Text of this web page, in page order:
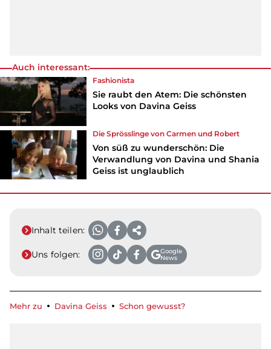
Auch interessant:
Fashionista
Sie raubt den Atem: Die schönsten
Looks von Davina Geiss
Die Sprösslinge von Carmen und Robert
Von süß zu wunderschön: Die
Verwandlung von Davina und Shania
Geiss ist unglaublich
Inhalt teilen:
Uns folgen:
Google
News
Mehr zu Davina Geiss Schon gewusst?